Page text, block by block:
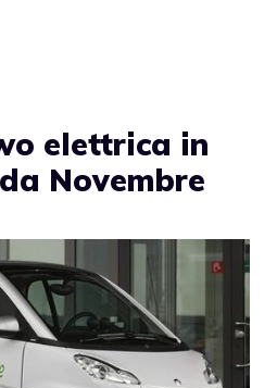
elettrica in
Novembre